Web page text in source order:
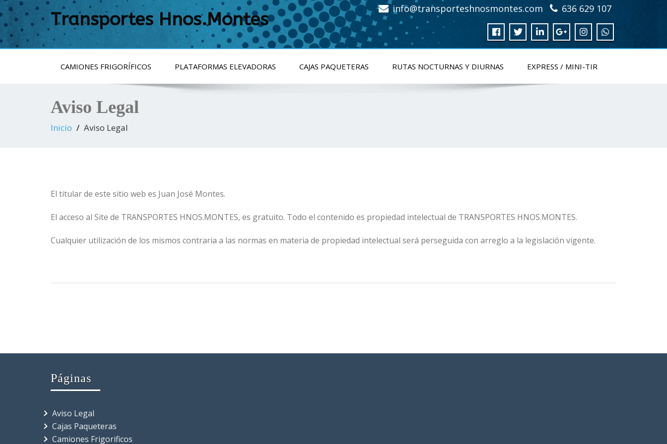
Transportes Hnos.Montes
info@transporteshnosmontes.com 636 629 107
CAMIONES FRIGORÍFICOS PLATAFORMAS ELEVADORAS CAJAS PAQUETERAS RUTAS NOCTURNAS Y DIURNAS EXPRESS / MINI-TIR
Aviso Legal
Inicio Aviso Legal
El titular de este sitio web es Juan José Montes.
El acceso al Site de TRANSPORTES HNOS.MONTES, es gratuito. Todo el contenido es propiedad intelectual de TRANSPORTES HNOS.MONTES.
Cualquier utilización de los mismos contraria a las normas en materia de propiedad intelectual será perseguida con arreglo a la legislación vigente.
Páginas
Aviso Legal
Cajas Paqueteras
Camiones Frigorificos